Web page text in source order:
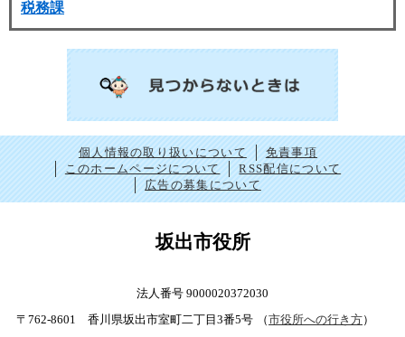
税務課
個人情報の取り扱いについて
免責事項
このホームページについて
RSS配信について
広告の募集について
坂出市役所
法人番号 9000020372030
〒762-8601 香川県坂出市室町二丁目3番5号
（市役所への行き方）